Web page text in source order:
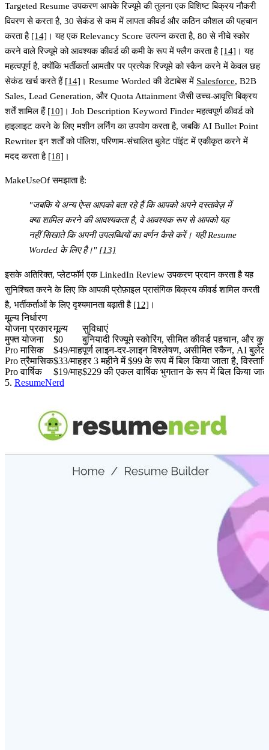
Targeted Resume उपकरण आपके रिज्यूमे की तुलना एक विशिष्ट बिक्रय नौकरी
विवरण से करता है, 30 सेकंड से कम में लापता कीवर्ड और कठिन कौशल की पहचान
करता है [14] । यह एकRelevancy Score उत्पन्न करता है, 80 से नीचे स्कोर
करने वाले रिज्यूमे को आवश्यक कीवर्ड की कमी के रूप में फ्लैग करता है [14] । यह
महत्वपूर्ण है, क्योंकि भर्तीकर्ता आमतौर पर प्रत्येक रिज्यूमे को स्कैन करने में केवल छह
सेकंड खर्च करते हैं [14] । Resume Worded की डेटाबेस में Salesforce, B2B
Sales, Lead Generation, और Quota Attainment जैसी उच्च-आवृत्ति बिक्रय
शर्तें शामिल हैं [10] । Job Description Keyword Finderमहत्वपूर्ण कीवर्ड को
हाइलाइट करने के लिए मशीन लर्निंग का उपयोग करता है, जबकि AI Bullet Point
Rewriterइन शर्तों को पॉलिश, परिणाम-संचालित बुलेट पॉइंट में एकीकृत करने में
मदद करता है [18] ।
MakeUseOf समझाता है:
"जबकि ये अन्य ऐप्स आपको बता रहे हैं कि आपको अपने दस्तावेज़ में
क्या शामिल करने की आवश्यकता है, वे आवश्यक रूप से आपको यह
नहीं सिखाते कि अपनी उपलब्धियों का वर्णन कैसे करें। यही Resume
Worded के लिए है।" [13]
इसके अतिरिक्त, प्लेटफॉर्म एकLinkedIn Reviewउपकरण प्रदान करता है यह
सुनिश्चित करने के लिए कि आपकी प्रोफ़ाइल प्रासंगिक बिक्रय कीवर्ड शामिल करती
है, भर्तीकर्ताओं के लिए दृश्यमानता बढ़ाती है [12] ।
मूल्य निर्धारण
योजना प्रकारमूल्य
सुविधाएं
मुफ्त योजना
$0
बुनियादी रिज्यूमे स्कोरिंग, सीमित कीवर्ड पहचान, और
Pro मासिक
$49/माहपूर्ण लाइन-दर-लाइन विश्लेषण, असीमित स्कैन, AI
Pro त्रैमासिक$33/माहहर 3 महीने में $99 के रूप में बिल किया जाता है,
Pro वार्षिक
$19/माह$229 की एकल वार्षिक भुगतान के रूप में बिल किया
5. ResumeNerd